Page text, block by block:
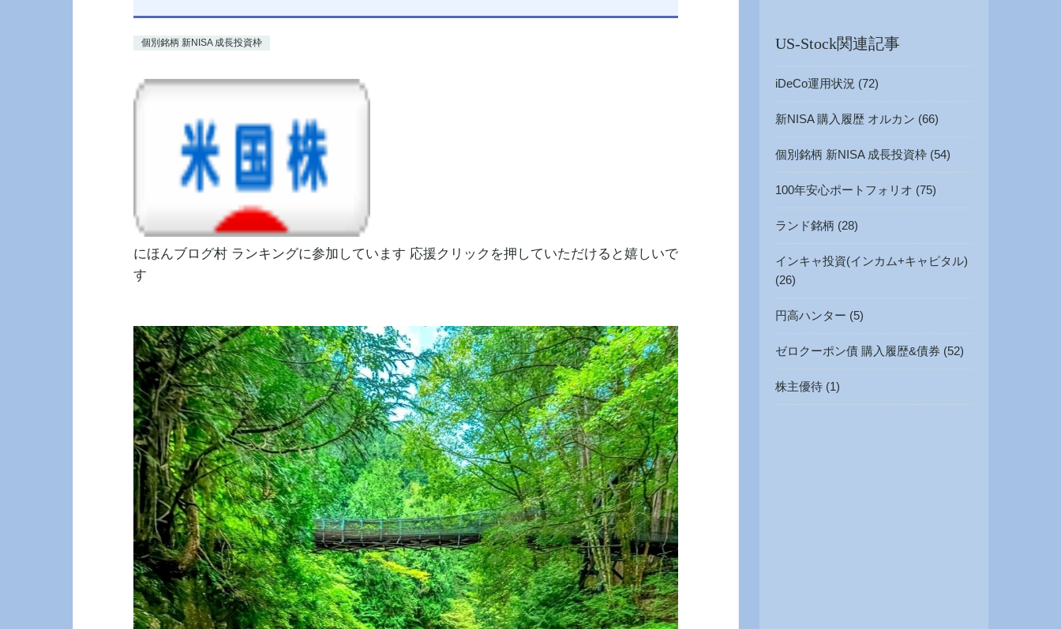
個別銘柄 新NISA 成長投資枠
にほんブログ村ランキングに参加しています 応援クリックを押していただけると嬉しいで
す
US-Stock関連記事
iDeCo運用状況 (72)
新NISA 購入履歴 オルカン (66)
個別銘柄 新NISA 成長投資枠 (54)
100年安心ポートフォリオ (75)
ランド銘柄 (28)
インキャ投資(インカム+キャピタル)
(26)
円高ハンター (5)
ゼロクーポン債 購入履歴&債券 (52)
株主優待 (1)